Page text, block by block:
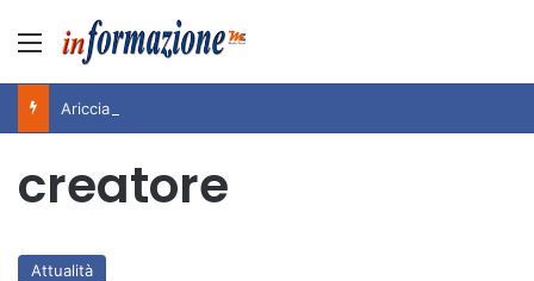
Menu
creatore
Attualità